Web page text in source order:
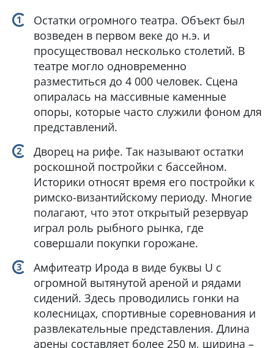
Остатки огромного театра. Объект был
возведен в первом веке до н.э. и
просуществовал несколько столетий. В
театре могло одновременно
разместиться до 4 000 человек. Сцена
опиралась на массивные каменные
опоры, которые часто служили фоном для
представлений.
Дворец на рифе. Так называют остатки
роскошной постройки с бассейном.
Историки относят время его постройки к
римско-византийскому периоду. Многие
полагают, что этот открытый резервуар
играл роль рыбного рынка, где
совершали покупки горожане.
Амфитеатр Ирода в виде буквы U с
огромной вытянутой ареной и рядами
сидений. Здесь проводились гонки на
колесницах, спортивные соревнования и
развлекательные представления. Длина
арены составляет более 250 м, ширина –